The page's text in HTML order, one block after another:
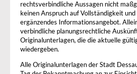
rechtsverbindliche Aussagen nicht
keinen Anspruch auf Vollständigkeit und
ergänzendes Informationsangebot.
verbindliche planungsrechtliche
Originalunterlagen, die die aktuelle
wiedergeben.
Alle Originalunterlagen der Stadt